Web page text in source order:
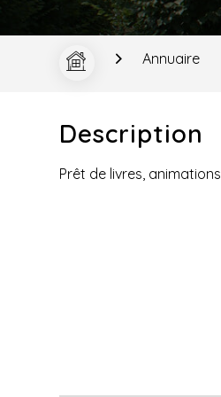
Annuaire
Description
Prêt de livres, animations